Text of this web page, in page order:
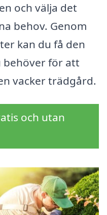
och välja det
behov. Genom
kan du få den
behöver för att
vacker trädgård.
och utan